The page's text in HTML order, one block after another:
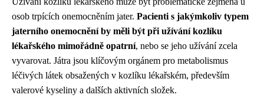
osob trpících onemocněním jater. Pacienti s jakýmkoliv typem
jaterního onemocnění by měli být při užívání kozlíku
lékařského mimořádně opatrní, nebo se jeho užívání zcela
vyvarovat. Játra jsou klíčovým orgánem pro metabolismus
léčivých látek obsažených v kozlíku lékařském, především
valerové kyseliny a dalších aktivních složek.